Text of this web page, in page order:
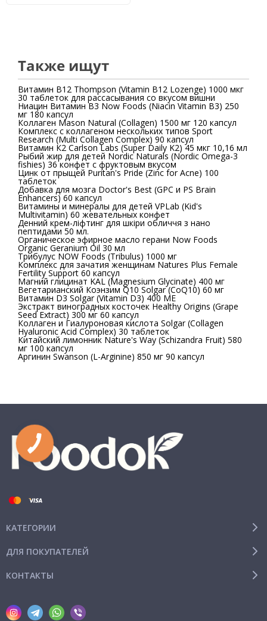
Также ищут
Витамин B12 Thompson (Vitamin B12 Lozenge) 1000 мкг
30 таблеток для рассасывания со вкусом вишни
Ниацин Витамин B3 Now Foods (Niacin Vitamin B3) 250
мг 180 капсул
Коллаген Mason Natural (Collagen) 1500 мг 120 капсул
Комплекс с коллагеном нескольких типов Sport
Research (Multi Collagen Complex) 90 капсул
Витамин К2 Carlson Labs (Super Daily K2) 45 мкг 10,16 мл
Рыбий жир для детей Nordic Naturals (Nordic Omega-3
fishies) 36 конфет с фруктовым вкусом
Цинк от прыщей Puritan's Pride (Zinc for Acne) 100
таблеток
Добавка для мозга Doctor's Best (GPC и PS Brain
Enhancers) 60 капсул
Витамины и минералы для детей VPLab (Kid's
Multivitamin) 60 жевательных конфет
Денний крем-ліфтинг для шкіри обличчя з нано
пептидами 50 мл.
Органическое эфирное масло герани Now Foods
Organic Geranium Oil 30 мл
Трибулус NOW Foods (Tribulus) 1000 мг
Комплекс для зачатия женщинам Natures Plus Female
Fertility Support 60 капсул
Магний глицинат KAL (Magnesium Glycinate) 400 мг
Вегетарианский Коэнзим Q10 Solgar (CoQ10) 60 мг
Витамин D3 Solgar (Vitamin D3) 400 МЕ
Экстракт виноградных косточек Healthy Origins (Grape
Seed Extract) 300 мг 60 капсул
Коллаген и Гиалуроновая кислота Solgar (Collagen
Hyaluronic Acid Complex) 30 таблеток
Китайский лимонник Nature's Way (Schizandra Fruit) 580
мг 100 капсул
Аргинин Swanson (L-Arginine) 850 мг 90 капсул
КАТЕГОРИИ
ДЛЯ ПОКУПАТЕЛЕЙ
КОНТАКТЫ